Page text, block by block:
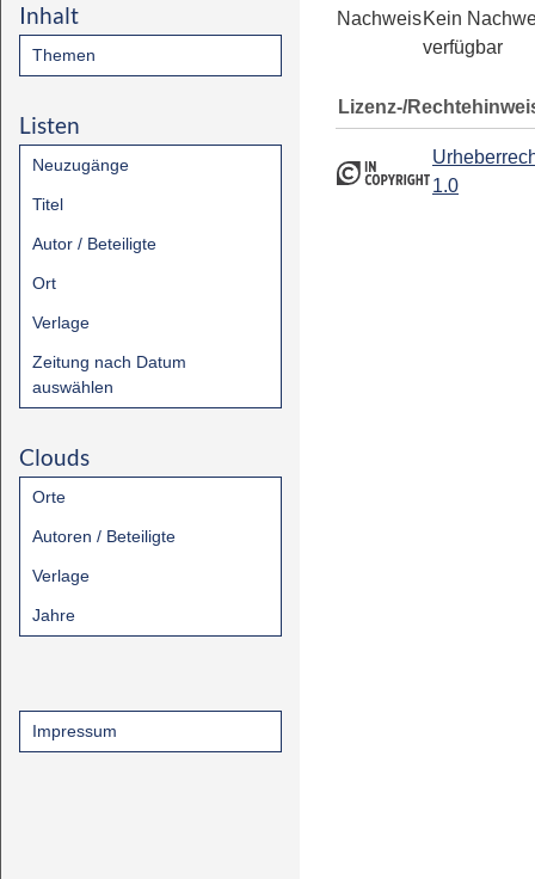
Inhalt
Themen
Listen
Neuzugänge
Titel
Autor / Beteiligte
Ort
Verlage
Zeitung nach Datum
auswählen
Clouds
Orte
Autoren / Beteiligte
Verlage
Jahre
Impressum
NachweisKein
verfügbar
Lizenz-/
1.0